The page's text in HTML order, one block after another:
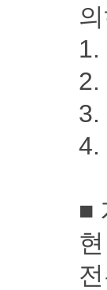
1.
2.
3.
4.
■